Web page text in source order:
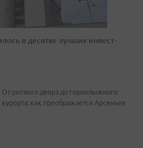
в десятке лучших инвест-
От уютного двора до горнолыжного
курорта: как преображается Арсеньев